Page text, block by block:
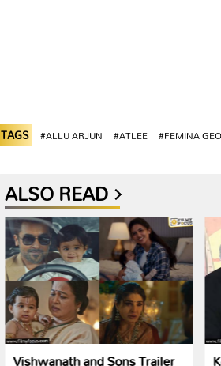
TAGS #ALLU ARJUN #ATLEE #FEMINA
ALSO READ